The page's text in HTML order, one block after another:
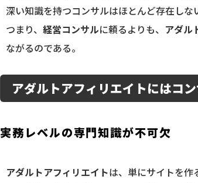
深い知識を持つコンサルはほとんど存在しな
つまり、 経営コンサルに頼るよりも、 アダル
ながるのである。
アダルトアフィリエイトにはコ
実務レベルの専門知識が不可欠
アダルトアフィリエイトは、単にサイトを作